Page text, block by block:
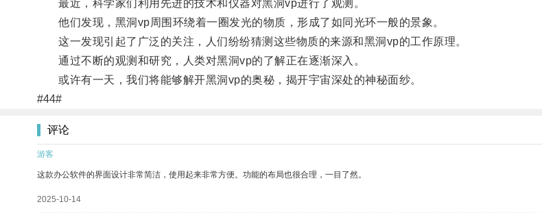
最近，科学家们利用先进的技术和仪器对黑洞vp进行了观测。
他们发现，黑洞vp周围环绕着一圈发光的物质，形成了如同光环一般的景象。
这一发现引起了广泛的关注，人们纷纷猜测这些物质的来源和黑洞vp的工作原理。
通过不断的观测和研究，人类对黑洞vp的了解正在逐渐深入。
或许有一天，我们将能够解开黑洞vp的奥秘，揭开宇宙深处的神秘面纱。
#44#
评论
游客
这款办公软件的界面设计非常简洁，使用起来非常方便。功能的布局也很合理，一目了然。
2025-10-14